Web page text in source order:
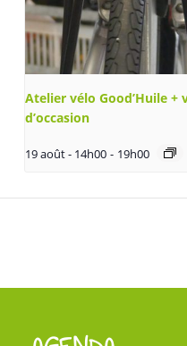
Atelier vélo Good’Huile +
d’occasion
19 août - 14h00 - 19h00